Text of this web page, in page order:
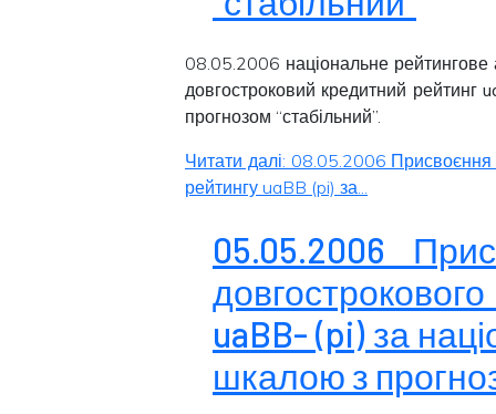
08.05.2006 національне рейтингове
довгостроковий кредитний рейтинг
прогнозом “стабільний”.
Читати далі: 08.05.2006
рейтингу uaBB (pi) за...
05.05.2006
uaBB- (pi) за
шкалою з